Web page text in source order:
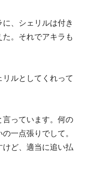
、シェリルは付き
。それでアキラも
リルとしてくれって
言っています。何の
一点張りでして。
ど、適当に追い払